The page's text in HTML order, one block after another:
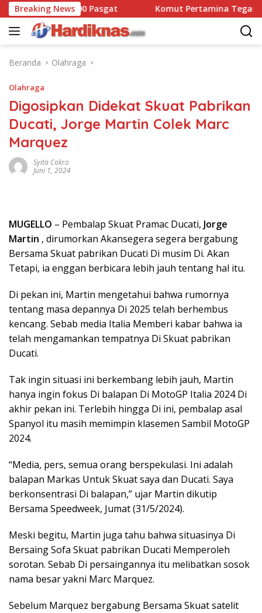
Langsung
ke
konten
Breaking News
90 Pasgat Komut Pertamina Tegaskan
Beranda Olahraga
Olahraga
Digosipkan Didekat Skuat Pabrikan
Ducati, Jorge Martin Colek Marc
Marquez
Syita Cokro
Juni 1, 2024
MUGELLO – Pembalap Skuat Pramac Ducati, Jorge
Martin , dirumorkan Akansegera segera bergabung
Bersama Skuat pabrikan Ducati Di musim Di. Akan
Tetapi, ia enggan berbicara lebih jauh tentang hal itu.
Di pekan ini, Martin mengetahui bahwa rumornya
tentang masa depannya Di 2025 telah berhembus
kencang. Sebab media Italia Memberi kabar bahwa ia
telah mengamankan tempatnya Di Skuat pabrikan
Ducati.
Tak ingin situasi ini berkembang lebih jauh, Martin
hanya ingin fokus Di balapan Di MotoGP Italia 2024 Di
akhir pekan ini. Terlebih hingga Di ini, pembalap asal
Spanyol itu masih memimpin klasemen Sambil MotoGP
2024.
“Media, pers, semua orang berspekulasi. Ini adalah
balapan Markas Untuk Skuat saya dan Ducati. Saya
berkonsentrasi Di balapan,” ujar Martin dikutip
Bersama Speedweek, Jumat (31/5/2024).
Meski begitu, Martin juga tahu bahwa situasinya Di
Bersaing Sofa Skuat pabrikan Ducati Memperoleh
sorotan. Sebab Di persaingannya itu melibatkan sosok
nama besar yakni Marc Marquez.
Sebelum Marquez bergabung Bersama Skuat satelit